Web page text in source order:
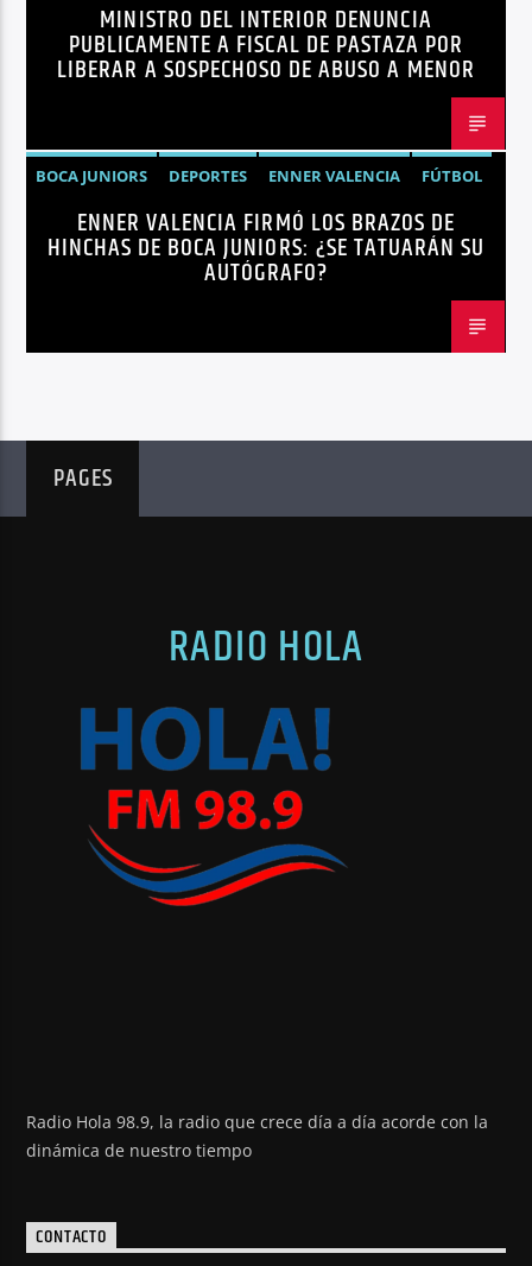
JOHN REIMBERG
MINISTRO DEL INTERIOR
NOTICIAS
SEGURIDAD
MINISTRO DEL INTERIOR DENUNCIA
PUBLICAMENTE A FISCAL DE PASTAZA POR
LIBERAR A SOSPECHOSO DE ABUSO A MENOR
BOCA JUNIORS DEPORTES ENNER VALENCIA
FÚTBOL
NOTICIASENNER VALENCIA FIRMÓ LOS BRAZOS DE
HINCHAS DE BOCA JUNIORS: ¿SE TATUARÁN SU
AUTÓGRAFO?
PAGES
RADIO HOLA
Radio Hola 98.9, la radio que crece día a día acorde con la
dinámica de nuestro tiempo
CONTACTO